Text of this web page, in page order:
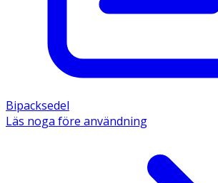
Bipacksedel
Läs noga före användning